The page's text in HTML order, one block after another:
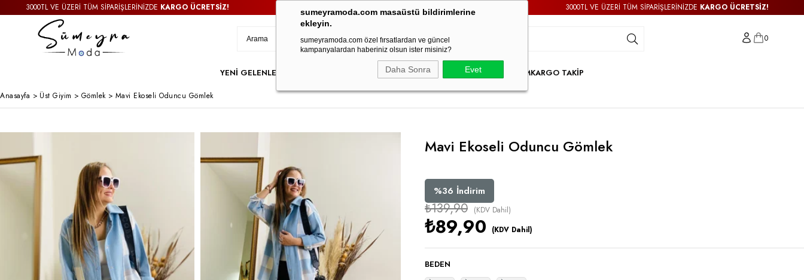
sumeyramoda.com masaüstü bildirimlerine
ekleyin.
sumeyramoda.com özel fırsatlardan ve güncel
kampanyalardan haberiniz olsun ister misiniz?
Daha Sonra Evet
VE ÜZERİ TÜM SİPARİŞLERİNİZDEKARGO ÜCRETSİZ! 3000TL VE ÜZERİ TÜM SİPARİŞLERİNİZDE KARGO ÜCRETSİZ! 3000TL VE ÜZERİ TÜM SİPARİŞLERİNİZDEKARGO ÜCRETSİZ!
0
YENİ GELENLER ALT GİYİMDIŞ GİYİMTAKIM PARTY WEAR İNDİRİMKARGO TAKİP
Anasayfa > Üst Giyim > Gömlek> Mavi Ekoseli Oduncu Gömlek
Mavi Ekoseli Oduncu Gömlek
%36 İndirim
₺139,90 (KDV Dahil)
₺89,90 (KDV Dahil)
BEDEN